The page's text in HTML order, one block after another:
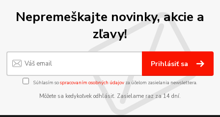
Nepremeškajte novinky, akcie a
zľavy!
Prihlásiť sa
Súhlasím sospracovaním osobných údajov za účelom zasielania newslettera.
Môžete sa kedykoľvek odhlásiť. Zasielame raz za 14 dní.